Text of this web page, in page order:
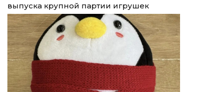
выпуска крупной партии игрушек